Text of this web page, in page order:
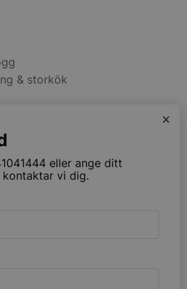
& storkök
x
eller ange ditt
kontaktar vi dig.